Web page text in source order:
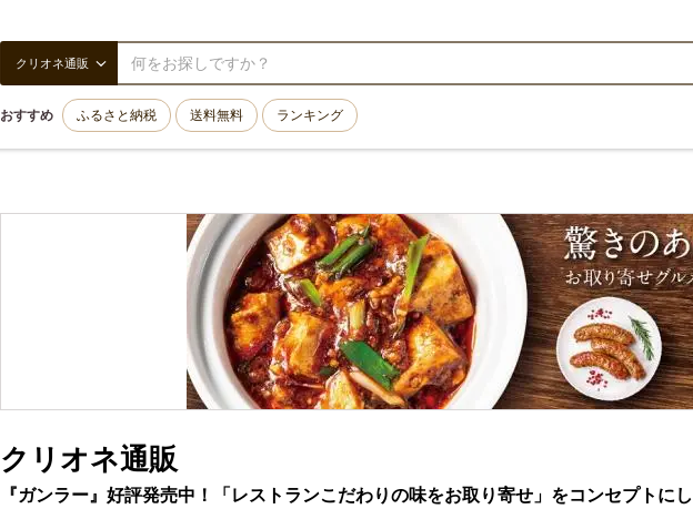
クリオネ通販
おすすめ ふるさと納税 送料無料 ランキング
クリオネ通販
『ガンラー』好評発売中！「レストランこだわりの味をお取り寄せ」をコンセプトに